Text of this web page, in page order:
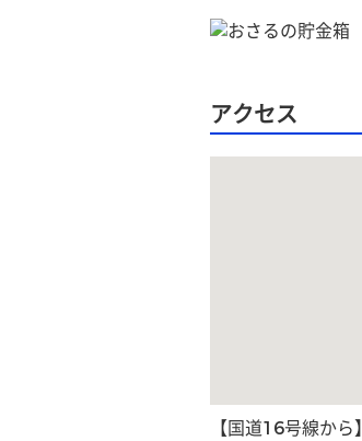
アクセス
【国道16号線から】